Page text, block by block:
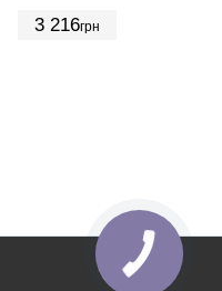
3 216грн